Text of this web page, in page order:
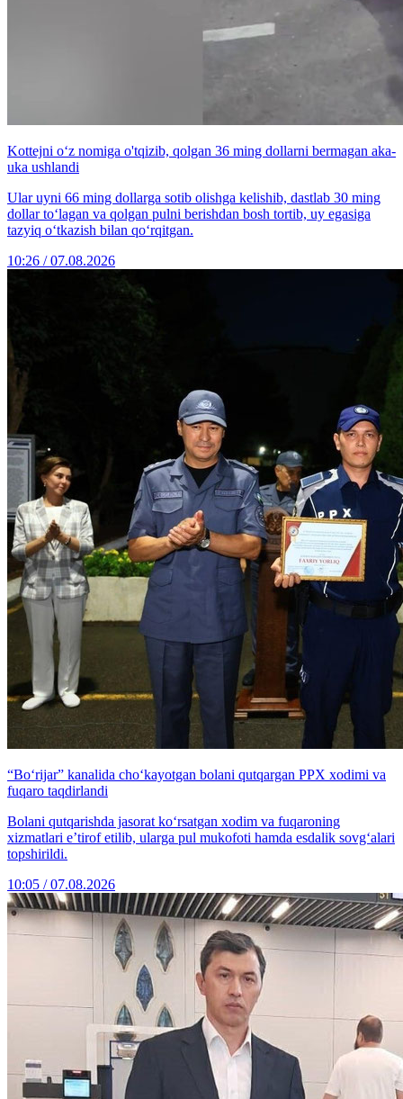
Kottejni o‘z nomiga o'tqizib, qolgan 36 ming dollarni bermagan aka-
uka ushlandi
Ular uyni 66 ming dollarga sotib olishga kelishib, dastlab 30 ming
dollar to‘lagan va qolgan pulni berishdan bosh tortib, uy egasiga
tazyiq o‘tkazish bilan qo‘rqitgan.
10:26 / 07.08.2026
“Bo‘rijar” kanalida cho‘kayotgan bolani qutqargan PPX xodimi va
fuqaro taqdirlandi
Bolani qutqarishda jasorat ko‘rsatgan xodim va fuqaroning
xizmatlari e’tirof etilib, ularga pul mukofoti hamda esdalik sovg‘alari
topshirildi.
10:05 / 07.08.2026